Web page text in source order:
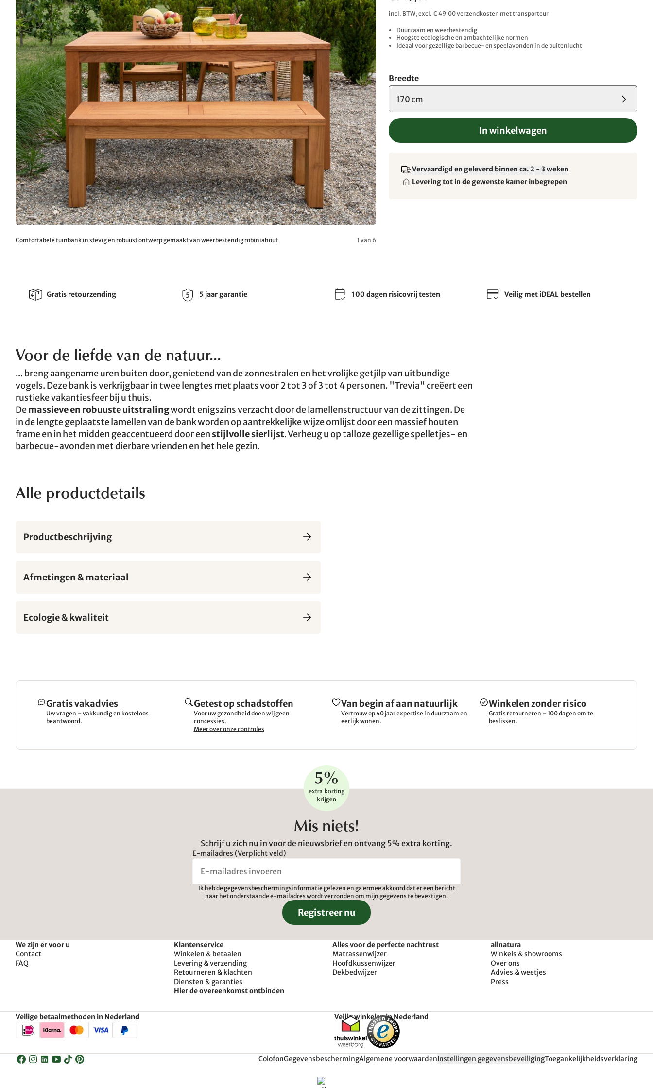
Comfortabele tuinbank in stevig en robuust ontwerp gemaakt van weerbestendig robiniahout 1 van 6
incl. BTW, excl. € 49,00 verzendkosten met transporteur
Duurzaam en weerbestendig
Hoogste ecologische en ambachtelijke normen
Ideaal voor gezellige barbecue- en speelavonden in de buitenlucht
Breedte
170 cm
In winkelwagen
Vervaardigd en geleverd binnen ca. 2 - 3 weken
Levering tot in de gewenste kamer inbegrepen
Gratis retourzending 5 jaar garantie 100 dagen risicovrij testen Veilig met iDEAL bestellen
Voor de liefde van de natuur...
... breng aangename uren buiten door, genietend van de zonnestralen en het vrolijke getjilp van uitbundige
vogels. Deze bank is verkrijgbaar in twee lengtes met plaats voor 2 tot 3 of 3 tot 4 personen. "Trevia" creëert een
rustieke vakantiesfeer bij u thuis.
Demassieve en robuuste uitstralingwordt enigszins verzacht door de lamellenstructuur van de zittingen. De
in de lengte geplaatste lamellen van de bank worden op aantrekkelijke wijze omlijst door een massief houten
frame en in het midden geaccentueerd door een stijlvolle sierlijst. Verheug u op talloze gezellige spelletjes- en
barbecue-avonden met dierbare vrienden en het hele gezin.
Alle productdetails
Productbeschrijving
Afmetingen & materiaal
Ecologie & kwaliteit
Gratis vakadvies
Uw vragen – vakkundig en kosteloos
beantwoord.
Getest op schadstoffen
Voor uw gezondheid doen wij geen
concessies.
Meer over onze controles
Van begin af aan natuurlijk
Vertrouw op 40 jaar expertise in duurzaam en
eerlijk wonen.
Winkelen zonder risico
Gratis retourneren – 100 dagen om te
beslissen.
Mis niets!
Schrijf u zich nu in voor de nieuwsbrief en ontvang 5% extra korting.
E-mailadres (Verplicht veld)
Ik heb de gegevensbeschermingsinformatie gelezen en ga ermee akkoord dat er een bericht
naar het onderstaande e-mailadres wordt verzonden om mijn gegevens te bevestigen.
Registreer nu
We zijn er voor u
Contact
FAQ
Klantenservice
Winkelen & betaalen
Levering & verzending
Retourneren & klachten
Diensten & garanties
Hier de overeenkomst ontbinden
Alles voor de perfecte nachtrust
Matrassenwijzer
Hoofdkussenwijzer
Dekbedwijzer
allnatura
Winkels & showrooms
Over ons
Advies & weetjes
Press
Veilige betaalmethoden in Nederland Veilig winkelen in Nederland
ColofonGegevensbeschermingAlgemene voorwaardenInstellingen gegevensbeveiligingToegankelijkheidsverklaring